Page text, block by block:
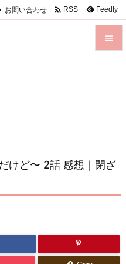

次へ
検索
お問い合わせ  RSS Feedly
けど〜 2話 感想｜閉ざ